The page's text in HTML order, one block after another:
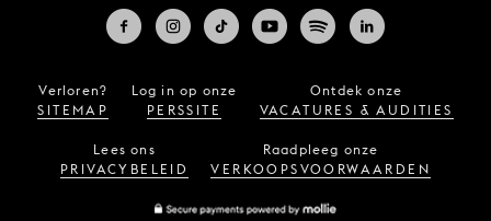
Verloren?
SITEMAP
Log in op onze
PERSSITE
Ontdek onze
VACATURES & AUDITIES
Lees ons
PRIVACYBELEID
Raadpleeg onze
VERKOOPSVOORWAARDEN